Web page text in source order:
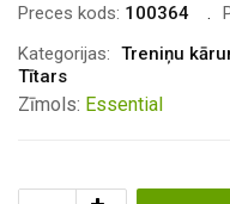
Preces kods: 100364
Kategorijas: Treniņu
Tītars
Zīmols: Essential